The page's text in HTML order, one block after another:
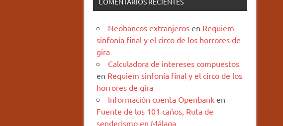
Neobancos extranjeros en Requiem
sinfonía final y el circo de los horrores de
gira
Calculadora de intereses compuestos
en Requiem sinfonía final y el circo de los
horrores de gira
Información cuenta Openbank en
Fuente de los 101 caños, Ruta de
senderismo en Málaga